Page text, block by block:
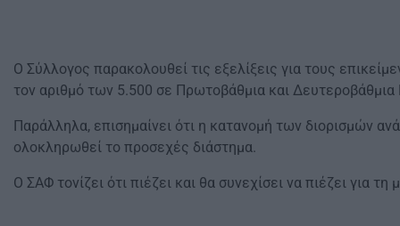
Ο Σύλλογος παρακολουθεί τις εξελίξεις για τους
τον αριθμό των 5.500 σε Πρωτοβάθμια και Δευτεροβάθμια
Παράλληλα, επισημαίνει ότι η κατανομή των διορισμών
ολοκληρωθεί το προσεχές διάστημα.
Ο ΣΑΦ τονίζει ότι πιέζει και θα συνεχίσει να πιέζει για